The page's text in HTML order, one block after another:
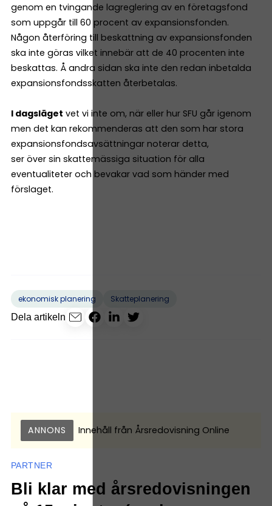
genom en tvingande lagre­glering av en företagsfond
som uppgår till 60 procent av expansionsfonden.
Någon återföring till beskattning av expansionsfonden
ska inte göras vilket innebär att de 40 procenten inte
beskattas. Å andra sidan ska inte den redan inbetalda
expansionsfondsskatten återbetalas.
I dagsläget vet vi inte om, när eller hur SFU går igenom
men det kan rekommenderas att den som har stora
expansionsfondsavsättningar noterar detta,
ser över sin skattemässiga situation för alla
eventualiteter och bevakar vad som händer med
förslaget.
ekonomisk planering
Skatteplanering
Dela artikeln
ANNONS Innehåll från Årsredovisning Online
PARTNER
Bli klar med årsredovisningen